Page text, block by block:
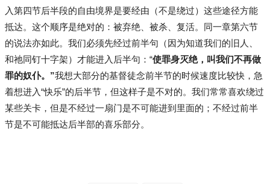
入第四节后半段的自由境界是要经由（不是绕过）这些途径方能
抵达。这个顺序是绝对的：被弃绝、被杀、复活。同一章第六节
的说法亦如此。我们必须先经过前半句（因为知道我们的旧人、
和祂同钉十字架）才能进入后半句：“使罪身灭绝，叫我们不再做
罪的奴仆。”我想大部分的基督徒念前半节的时候速度比较快，急
着想进入“快乐”的后半节，但这样子是不对的。我们常常喜欢绕过
某些关卡，但是不经过一扇门是不可能进到里面的；不经过前半
节是不可能抵达后半部的喜乐部分。